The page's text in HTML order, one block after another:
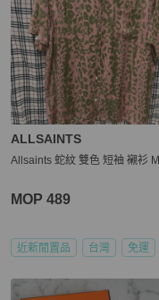
ALLSAINTS
Allsaints 蛇紋 雙色 短袖 襯衫 M
MOP 489
近新閒置品 台灣 免運